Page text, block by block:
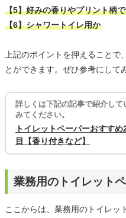
【5】好みの香りやプリント柄
【6】シャワートイレ用か
上記のポイントを押えることで
とができます。ぜひ参考にして
詳しくは下記の記事で紹介し
みてください。
トイレットペーパーおすす
目【香り付きなど】
業務用のトイレット
ここからは、業務用のトイレッ